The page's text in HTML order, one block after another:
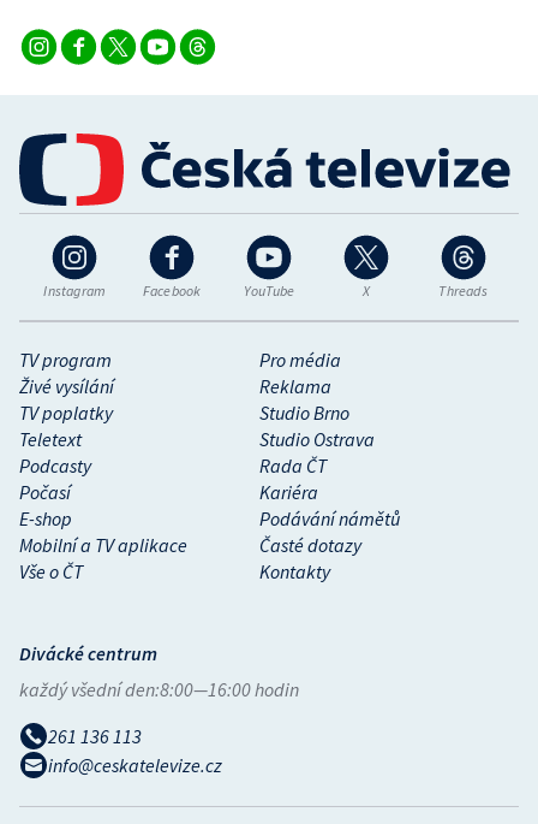
Instagram Facebook YouTube X Threads
TV program
Pro média
Živé vysílání
Reklama
TV poplatky
Studio Brno
Teletext
Studio Ostrava
Podcasty
Rada ČT
Počasí
Kariéra
E-shop
Podávání námětů
Mobilní a TV aplikace
Časté dotazy
Vše o ČT
Kontakty
Divácké centrum
každý všední den:8:00—16:00 hodin
261 136 113
info@ceskatelevize.cz